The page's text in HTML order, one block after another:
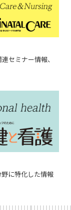
セミナー情報、
に特化した情報